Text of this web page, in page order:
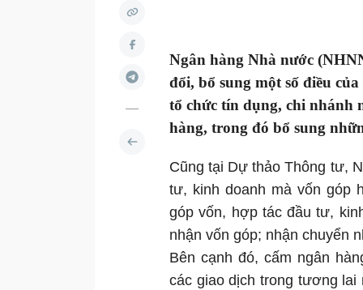
Ngân hàng Nhà nước
đổi, bổ sung một số điều
tổ chức tín dụng, chi nhánh
hàng, trong đó bổ sung
Cũng tại Dự thảo Thông tư,
tư, kinh doanh mà vốn góp
góp vốn, hợp tác đầu tư,
nhận vốn góp; nhận chuyển
Bên cạnh đó, cấm ngân
các giao dịch trong tương